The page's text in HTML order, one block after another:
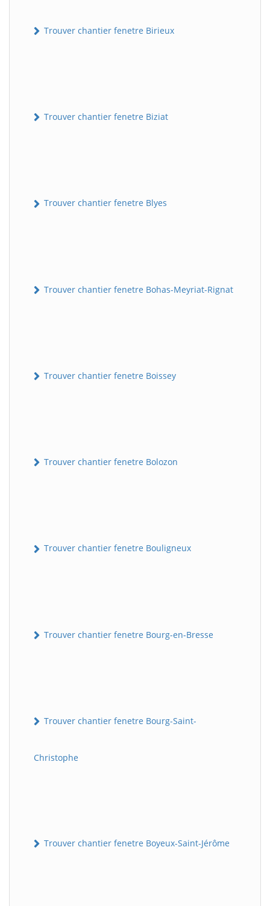
Trouver chantier fenetre Birieux
Trouver chantier fenetre Biziat
Trouver chantier fenetre Blyes
Trouver chantier fenetre Bohas-Meyriat-Rignat
Trouver chantier fenetre Boissey
Trouver chantier fenetre Bolozon
Trouver chantier fenetre Bouligneux
Trouver chantier fenetre Bourg-en-Bresse
Trouver chantier fenetre Bourg-Saint-
Christophe
Trouver chantier fenetre Boyeux-Saint-Jérôme